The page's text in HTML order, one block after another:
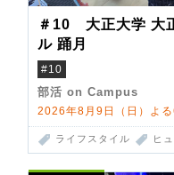
＃10 大正大学 大
ル 踊月
#10
部活 on Campus
2026年8月9日（日）よ
ライフスタイル ヒ